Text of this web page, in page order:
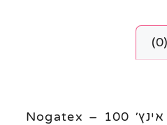
בלוני לטקס פסטל 5 אינץ׳ Nogatex – 100